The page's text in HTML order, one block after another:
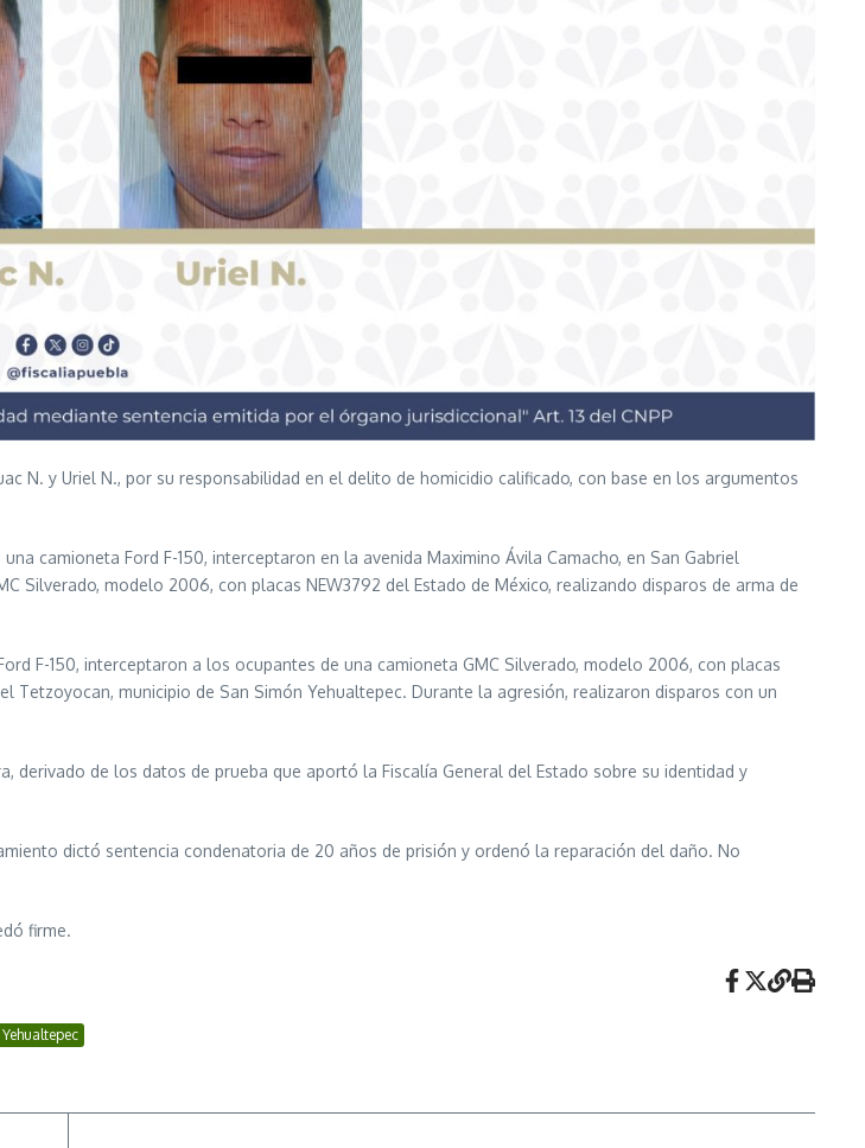
N. y Uriel N., por su responsabilidad en el delito de homicidio calificado, con base en los argumentos
camioneta Ford F-150, interceptaron en la avenida Maximino Ávila Camacho, en San Gabriel
Silverado, modelo 2006, con placas NEW3792 del Estado de México, realizando disparos de arma de
F-150, interceptaron a los ocupantes de una camioneta GMC Silverado, modelo 2006, con placas
Tetzoyocan, municipio de San Simón Yehualtepec. Durante la agresión, realizaron disparos con un
de los datos de prueba que aportó la Fiscalía General del Estado sobre su identidad y
dictó sentencia condenatoria de 20 años de prisión y ordenó la reparación del daño. No
firme.
Yehualtepec